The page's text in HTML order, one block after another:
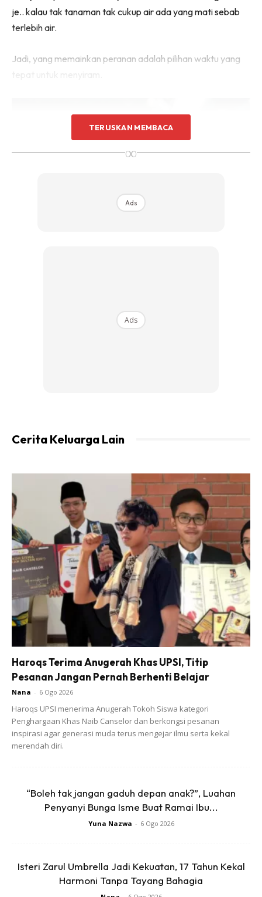
je.. kalau tak tanaman tak cukup air ada yang mati sebab
terlebih air.
Jadi, yang memainkan peranan adalah pilihan waktu yang
Ads
Kebiasaanya, waktu ideal untuk menyiram tanaman adalah
di awal pagi sebelum pukul 10am. Jadi, air yang dibekalkan
dapat diserap sepenuhnya oleh tanaman sebelum
menjelang tengah hari. Jadi, air dalam badan tanaman
telah cukup sepenuhnya sebelum terima kepanasan yang
memuncak. Selain itu, ada beberapa perkara yang perlu
anda ambil berat dalam menyiram pokok. Antaranya:
TERUSKAN MEMBACA
∞
Ads
Ads
Cerita Keluarga Lain
Haroqs Terima Anugerah Khas UPSI, Titip
Pesanan Jangan Pernah Berhenti Belajar
Nana - 6 Ogo 2026
Haroqs UPSI menerima Anugerah Tokoh Siswa kategori
Penghargaan Khas Naib Canselor dan berkongsi pesanan
inspirasi agar generasi muda terus mengejar ilmu serta kekal
merendah diri.
“Boleh tak jangan gaduh depan anak?”, Luahan
Penyanyi Bunga Isme Buat Ramai Ibu...
Yuna Nazwa - 6 Ogo 2026
Isteri Zarul Umbrella Jadi Kekuatan, 17 Tahun Kekal
Harmoni Tanpa Tayang Bahagia